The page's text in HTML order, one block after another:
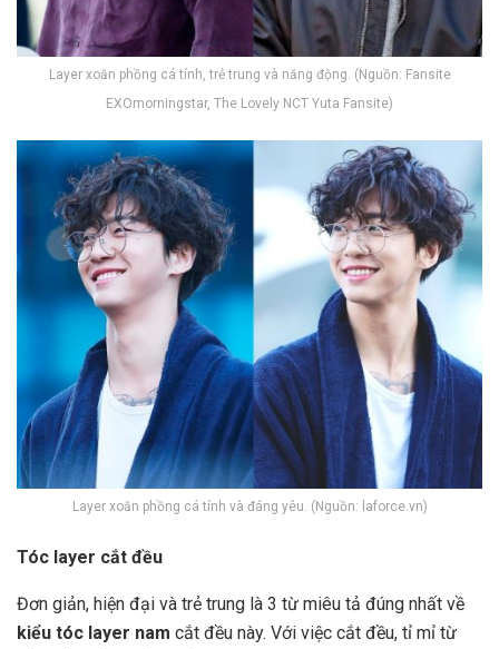
Layer xoăn phồng cá tính, trẻ trung và năng động. (Nguồn: Fansite
EXOmorningstar, The Lovely NCT Yuta Fansite)
Layer xoăn phồng cá tính và đáng yêu. (Nguồn: laforce.vn)
Tóc layer cắt đều
Đơn giản, hiện đại và trẻ trung là 3 từ miêu tả đúng nhất về
kiểu tóc layer nam cắt đều này. Với việc cắt đều, tỉ mỉ từ